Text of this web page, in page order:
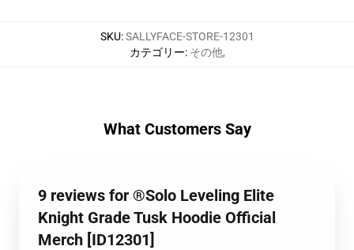
SKU:SALLYFACE-STORE-12301
カテゴリー: その他,
What Customers Say
9 reviews for ®Solo Leveling Elite
Knight Grade Tusk Hoodie Official
Merch [ID12301]